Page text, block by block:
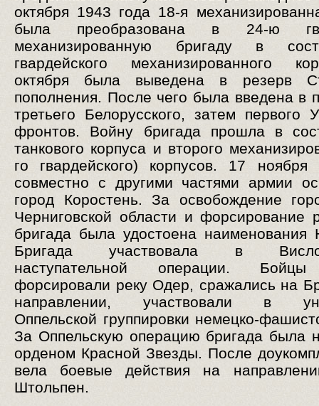
октября 1943 года 18-я
была преобразована в 24-ю
механизированную бригаду в
гвардейского механизированного
октября была выведена в резерв
пополнения. После чего была введена в
третьего Белорусского, затем первого
фронтов. Войну бригада прошла в
танкового корпуса и второго
го гвардейского) корпусов. 17
совместно с другими частями армии
город Коростень. За освобождение
Черниговской области и форсирование
бригада была удостоена наименования
Бригада участвовала в Висло-
наступательной операции.
форсировали реку Одер, сражались на
направлении, участвовали в
Оппельской группировки немецко-
За Оппельскую операцию бригада была
орденом Красной Звезды. После
вела боевые действия на
Штольпен.